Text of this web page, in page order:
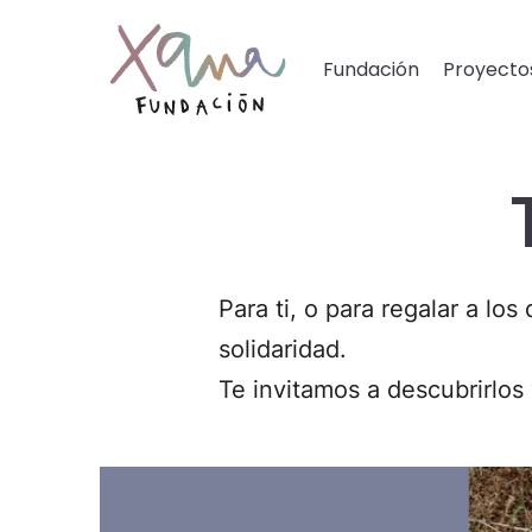
Fundación
Para ti, o para regalar a
solidaridad.
Te invitamos a